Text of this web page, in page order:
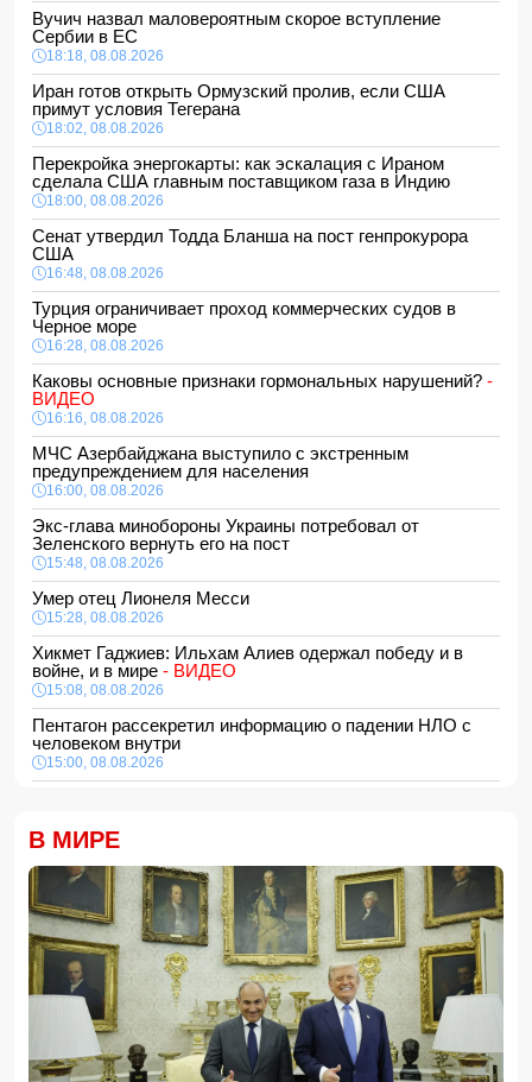
Вучич назвал маловероятным скорое вступление
Сербии в ЕС
18:18, 08.08.2026
Иран готов открыть Ормузский пролив, если США
примут условия Тегерана
18:02, 08.08.2026
Перекройка энергокарты: как эскалация с Ираном
сделала США главным поставщиком газа в Индию
18:00, 08.08.2026
Сенат утвердил Тодда Бланша на пост генпрокурора
США
16:48, 08.08.2026
Турция ограничивает проход коммерческих судов в
Черное море
16:28, 08.08.2026
Каковы основные признаки гормональных нарушений? -
ВИДЕО
16:16, 08.08.2026
МЧС Азербайджана выступило с экстренным
предупреждением для населения
16:00, 08.08.2026
Экс-глава минобороны Украины потребовал от
Зеленского вернуть его на пост
15:48, 08.08.2026
Умер отец Лионеля Месси
15:28, 08.08.2026
Хикмет Гаджиев: Ильхам Алиев одержал победу и в
войне, и в мире - ВИДЕО
15:08, 08.08.2026
Пентагон рассекретил информацию о падении НЛО с
человеком внутри
15:00, 08.08.2026
14:48, 08.08.2026
Зеленский встретился с Вучичем
14:40, 08.08.2026
В Азербайджане ожидается жара до 41 градуса —
объявлено предупреждение
14:34, 08.08.2026
В Агдашском районе расследуется конфликт, связанный
с церемонией помолвки с участием
несовершеннолетней
14:28, 08.08.2026
В МИРЕ